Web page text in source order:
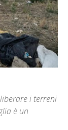
i terreni
è un